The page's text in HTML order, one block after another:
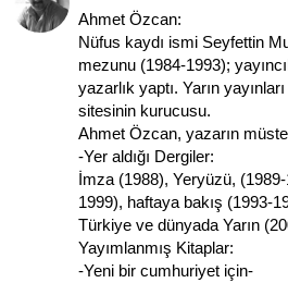
Ahmet Özcan:
Nüfus kaydı ismi Seyfettin
mezunu (1984-1993);
yazarlık yaptı. Yarın
sitesinin kurucusu.
Ahmet Özcan, yazarın
-Yer aldığı Dergiler:
İmza (1988), Yeryüzü,
1999), haftaya bakış (1993-
Türkiye ve dünyada Yarın
Yayımlanmış Kitaplar:
-Yeni bir cumhuriyet için-